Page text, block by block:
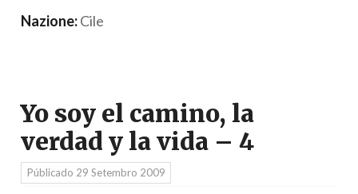
Nazione:Cile
Yo soy el camino, la
verdad y la vida – 4
Públicado 29 Setembro 2009